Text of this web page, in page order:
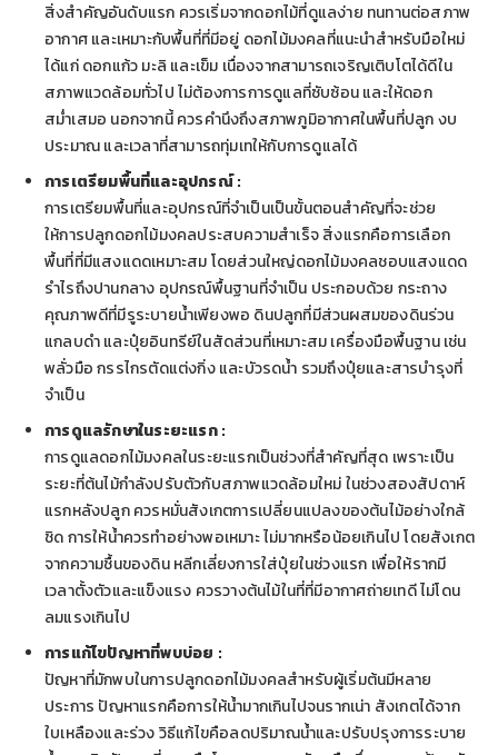
สิ่งสำคัญอันดับแรก ควรเริ่มจากดอกไม้ที่ดูแลง่าย ทนทานต่อสภาพ
อากาศ และเหมาะกับพื้นที่ที่มีอยู่ ดอกไม้มงคลที่แนะนำสำหรับมือใหม่
ได้แก่ ดอกแก้ว มะลิ และเข็ม เนื่องจากสามารถเจริญเติบโตได้ดีใน
สภาพแวดล้อมทั่วไป ไม่ต้องการการดูแลที่ซับซ้อน และให้ดอก
สม่ำเสมอ นอกจากนี้ ควรคำนึงถึงสภาพภูมิอากาศในพื้นที่ปลูก งบ
ประมาณ และเวลาที่สามารถทุ่มเทให้กับการดูแลได้
การเตรียมพื้นที่และอุปกรณ์ :
การเตรียมพื้นที่และอุปกรณ์ที่จำเป็นเป็นขั้นตอนสำคัญที่จะช่วย
ให้การปลูกดอกไม้มงคลประสบความสำเร็จ สิ่งแรกคือการเลือก
พื้นที่ที่มีแสงแดดเหมาะสม โดยส่วนใหญ่ดอกไม้มงคลชอบแสงแดด
รำไรถึงปานกลาง อุปกรณ์พื้นฐานที่จำเป็น ประกอบด้วย กระถาง
คุณภาพดีที่มีรูระบายน้ำเพียงพอ ดินปลูกที่มีส่วนผสมของดินร่วน
แกลบดำ และปุ๋ยอินทรีย์ในสัดส่วนที่เหมาะสม เครื่องมือพื้นฐาน เช่น
พลั่วมือ กรรไกรตัดแต่งกิ่ง และบัวรดน้ำ รวมถึงปุ๋ยและสารบำรุงที่
จำเป็น
การดูแลรักษาในระยะแรก :
การดูแลดอกไม้มงคลในระยะแรกเป็นช่วงที่สำคัญที่สุด เพราะเป็น
ระยะที่ต้นไม้กำลังปรับตัวกับสภาพแวดล้อมใหม่ ในช่วงสองสัปดาห์
แรกหลังปลูก ควรหมั่นสังเกตการเปลี่ยนแปลงของต้นไม้อย่างใกล้
ชิด การให้น้ำควรทำอย่างพอเหมาะ ไม่มากหรือน้อยเกินไป โดยสังเกต
จากความชื้นของดิน หลีกเลี่ยงการใส่ปุ๋ยในช่วงแรก เพื่อให้รากมี
เวลาตั้งตัวและแข็งแรง ควรวางต้นไม้ในที่ที่มีอากาศถ่ายเทดี ไม่โดน
ลมแรงเกินไป
การแก้ไขปัญหาที่พบบ่อย :
ปัญหาที่มักพบในการปลูกดอกไม้มงคลสำหรับผู้เริ่มต้นมีหลาย
ประการ ปัญหาแรกคือการให้น้ำมากเกินไปจนรากเน่า สังเกตได้จาก
ใบเหลืองและร่วง วิธีแก้ไขคือลดปริมาณน้ำและปรับปรุงการระบาย